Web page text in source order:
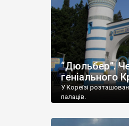
“Дюльбер”.
геніального
У Кореїзі
палаців.